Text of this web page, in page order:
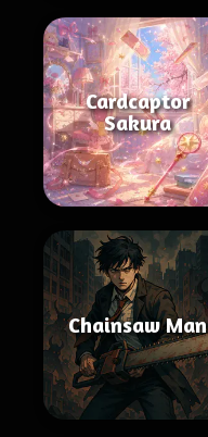
Cardcaptor
Sakura
Chainsaw Man